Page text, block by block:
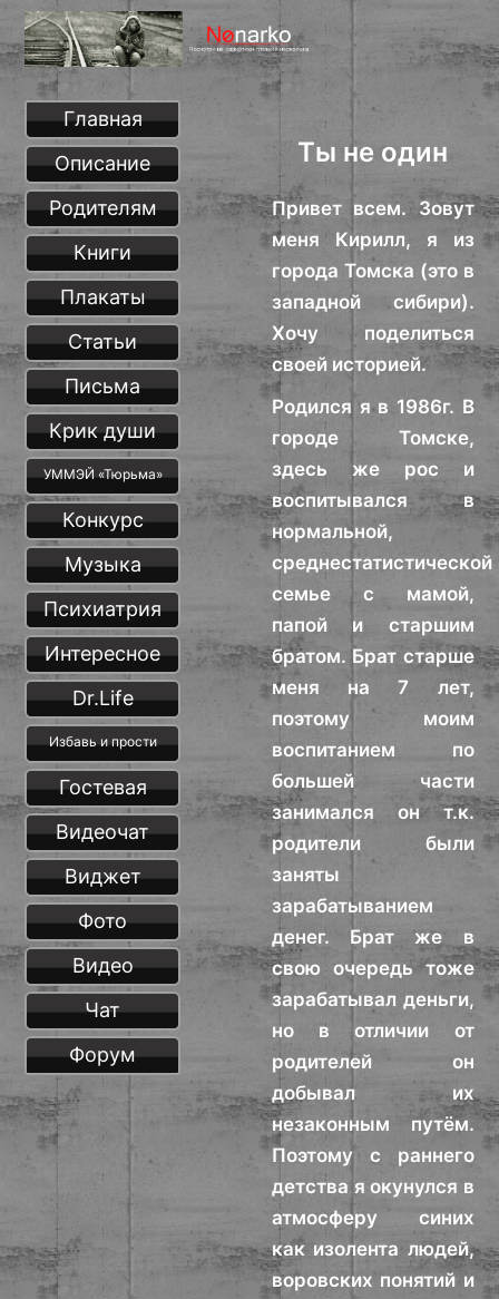
Ты не один
Привет всем. Зовут
меня Кирилл, я из
города Томска (это в
западной сибири).
Хочу поделиться
своей историей.
Родился я в 1986г. В
городе Томске,
здесь же рос и
воспитывался в
нормальной,
среднестатистической
семье с мамой,
папой и старшим
братом. Брат старше
меня на 7 лет,
поэтому моим
воспитанием по
большей части
занимался он т.к.
родители были
заняты
зарабатыванием
денег. Брат же в
свою очередь тоже
зарабатывал деньги,
но в отличии от
родителей он
добывал их
незаконным путём.
Поэтому с раннего
детства я окунулся в
атмосферу синих
как изолента людей,
воровских понятий и
Главная
Описание
Родителям
Книги
Плакаты
Статьи
Письма
Крик души
УММЭЙ «Тюрьма»
Конкурс
Музыка
Психиатрия
Интересное
Dr.Life
Избавь и прости
Гостевая
Видеочат
Виджет
Фото
Видео
Чат
Форум